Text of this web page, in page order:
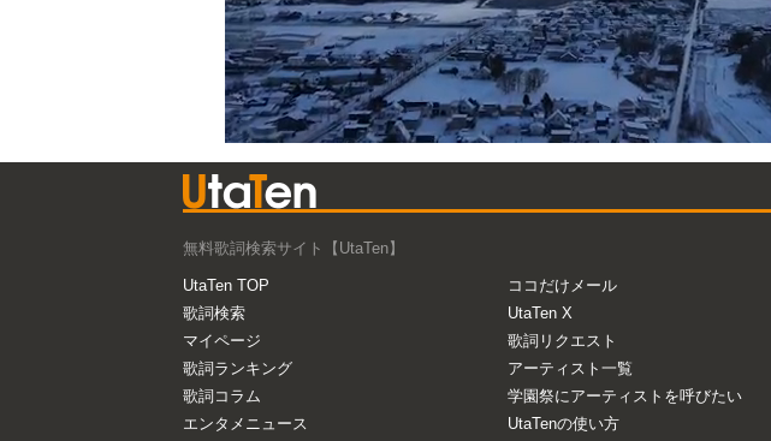
無料歌詞検索サイト【UtaTen】
UtaTen TOP
歌詞検索
マイページ
歌詞ランキング
歌詞コラム
エンタメニュース
ココだけメール
UtaTen X
歌詞リクエスト
アーティスト一覧
学園祭にアーティストを呼びたい
UtaTenの使い方